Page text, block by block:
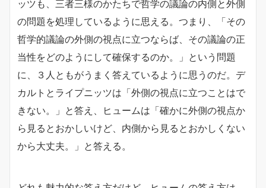
ッツも、三者三様のかたちで哲学の議論の内側と外側
の問題を処理しているように思える。つまり、「その
哲学的議論の外側の視点に立つならば、その議論の正
当性をどのようにして確保するのか。」という問題
に、３人ともがうまく答えているように思うのだ。デ
カルトとライプニッツは「外側の視点に立つことはで
きない。」と答え、ヒュームは「確かに外側の視点か
ら見るとおかしいけど、内側から見るとおかしくない
から大丈夫。」と答える。